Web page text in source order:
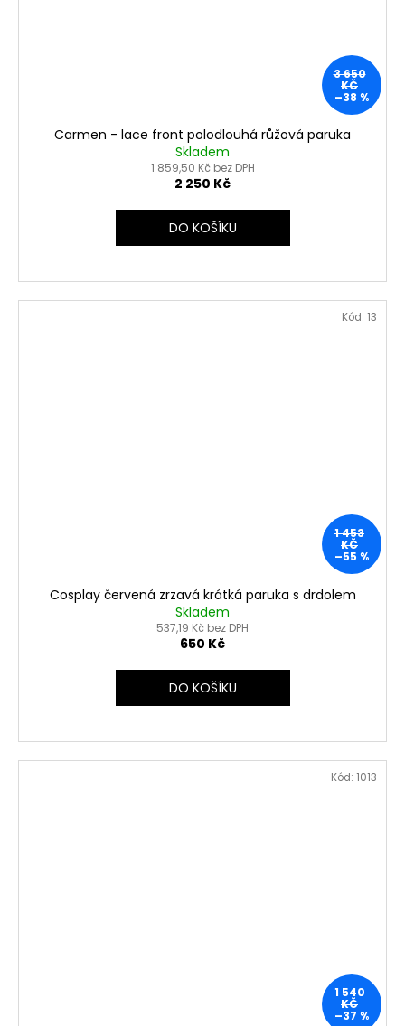
3 650
KČ
–38 %
Carmen - lace front polodlouhá růžová paruka
Skladem
1 859,50 Kč bez DPH
2 250 Kč
DO KOŠÍKU
1 453
KČ
–55 %
Cosplay červená zrzavá krátká paruka s drdolem
Skladem
537,19 Kč bez DPH
650 Kč
DO KOŠÍKU
Kód: 13
1 540
KČ
–37 %
Kód: 1013